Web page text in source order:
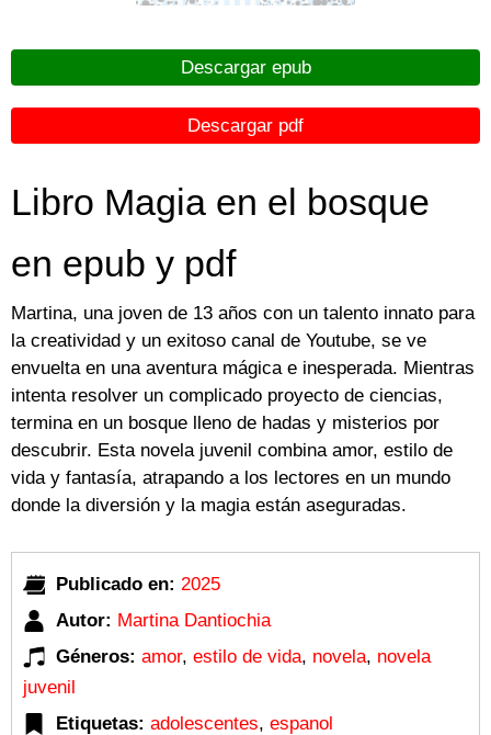
Descargar epub
Descargar pdf
Libro Magia en el bosque
en epub y pdf
Martina, una joven de 13 años con un talento innato para
la creatividad y un exitoso canal de Youtube, se ve
envuelta en una aventura mágica e inesperada. Mientras
intenta resolver un complicado proyecto de ciencias,
termina en un bosque lleno de hadas y misterios por
descubrir. Esta novela juvenil combina amor, estilo de
vida y fantasía, atrapando a los lectores en un mundo
donde la diversión y la magia están aseguradas.
Publicado en: 2025
Autor: Martina Dantiochia
Géneros: amor, estilo de vida, novela, novela
juvenil
Etiquetas: adolescentes, espanol